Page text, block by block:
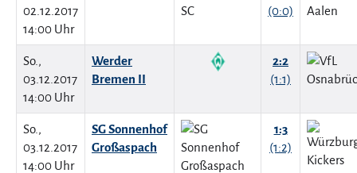
02.12.2017
14:00 Uhr
(0:0)
So.,
03.12.2017
14:00 Uhr
Werder
Bremen II
2:2
(1:1)
So.,
03.12.2017
14:00 Uhr
SG Sonnenhof
Großaspach
1:3
(1:2)